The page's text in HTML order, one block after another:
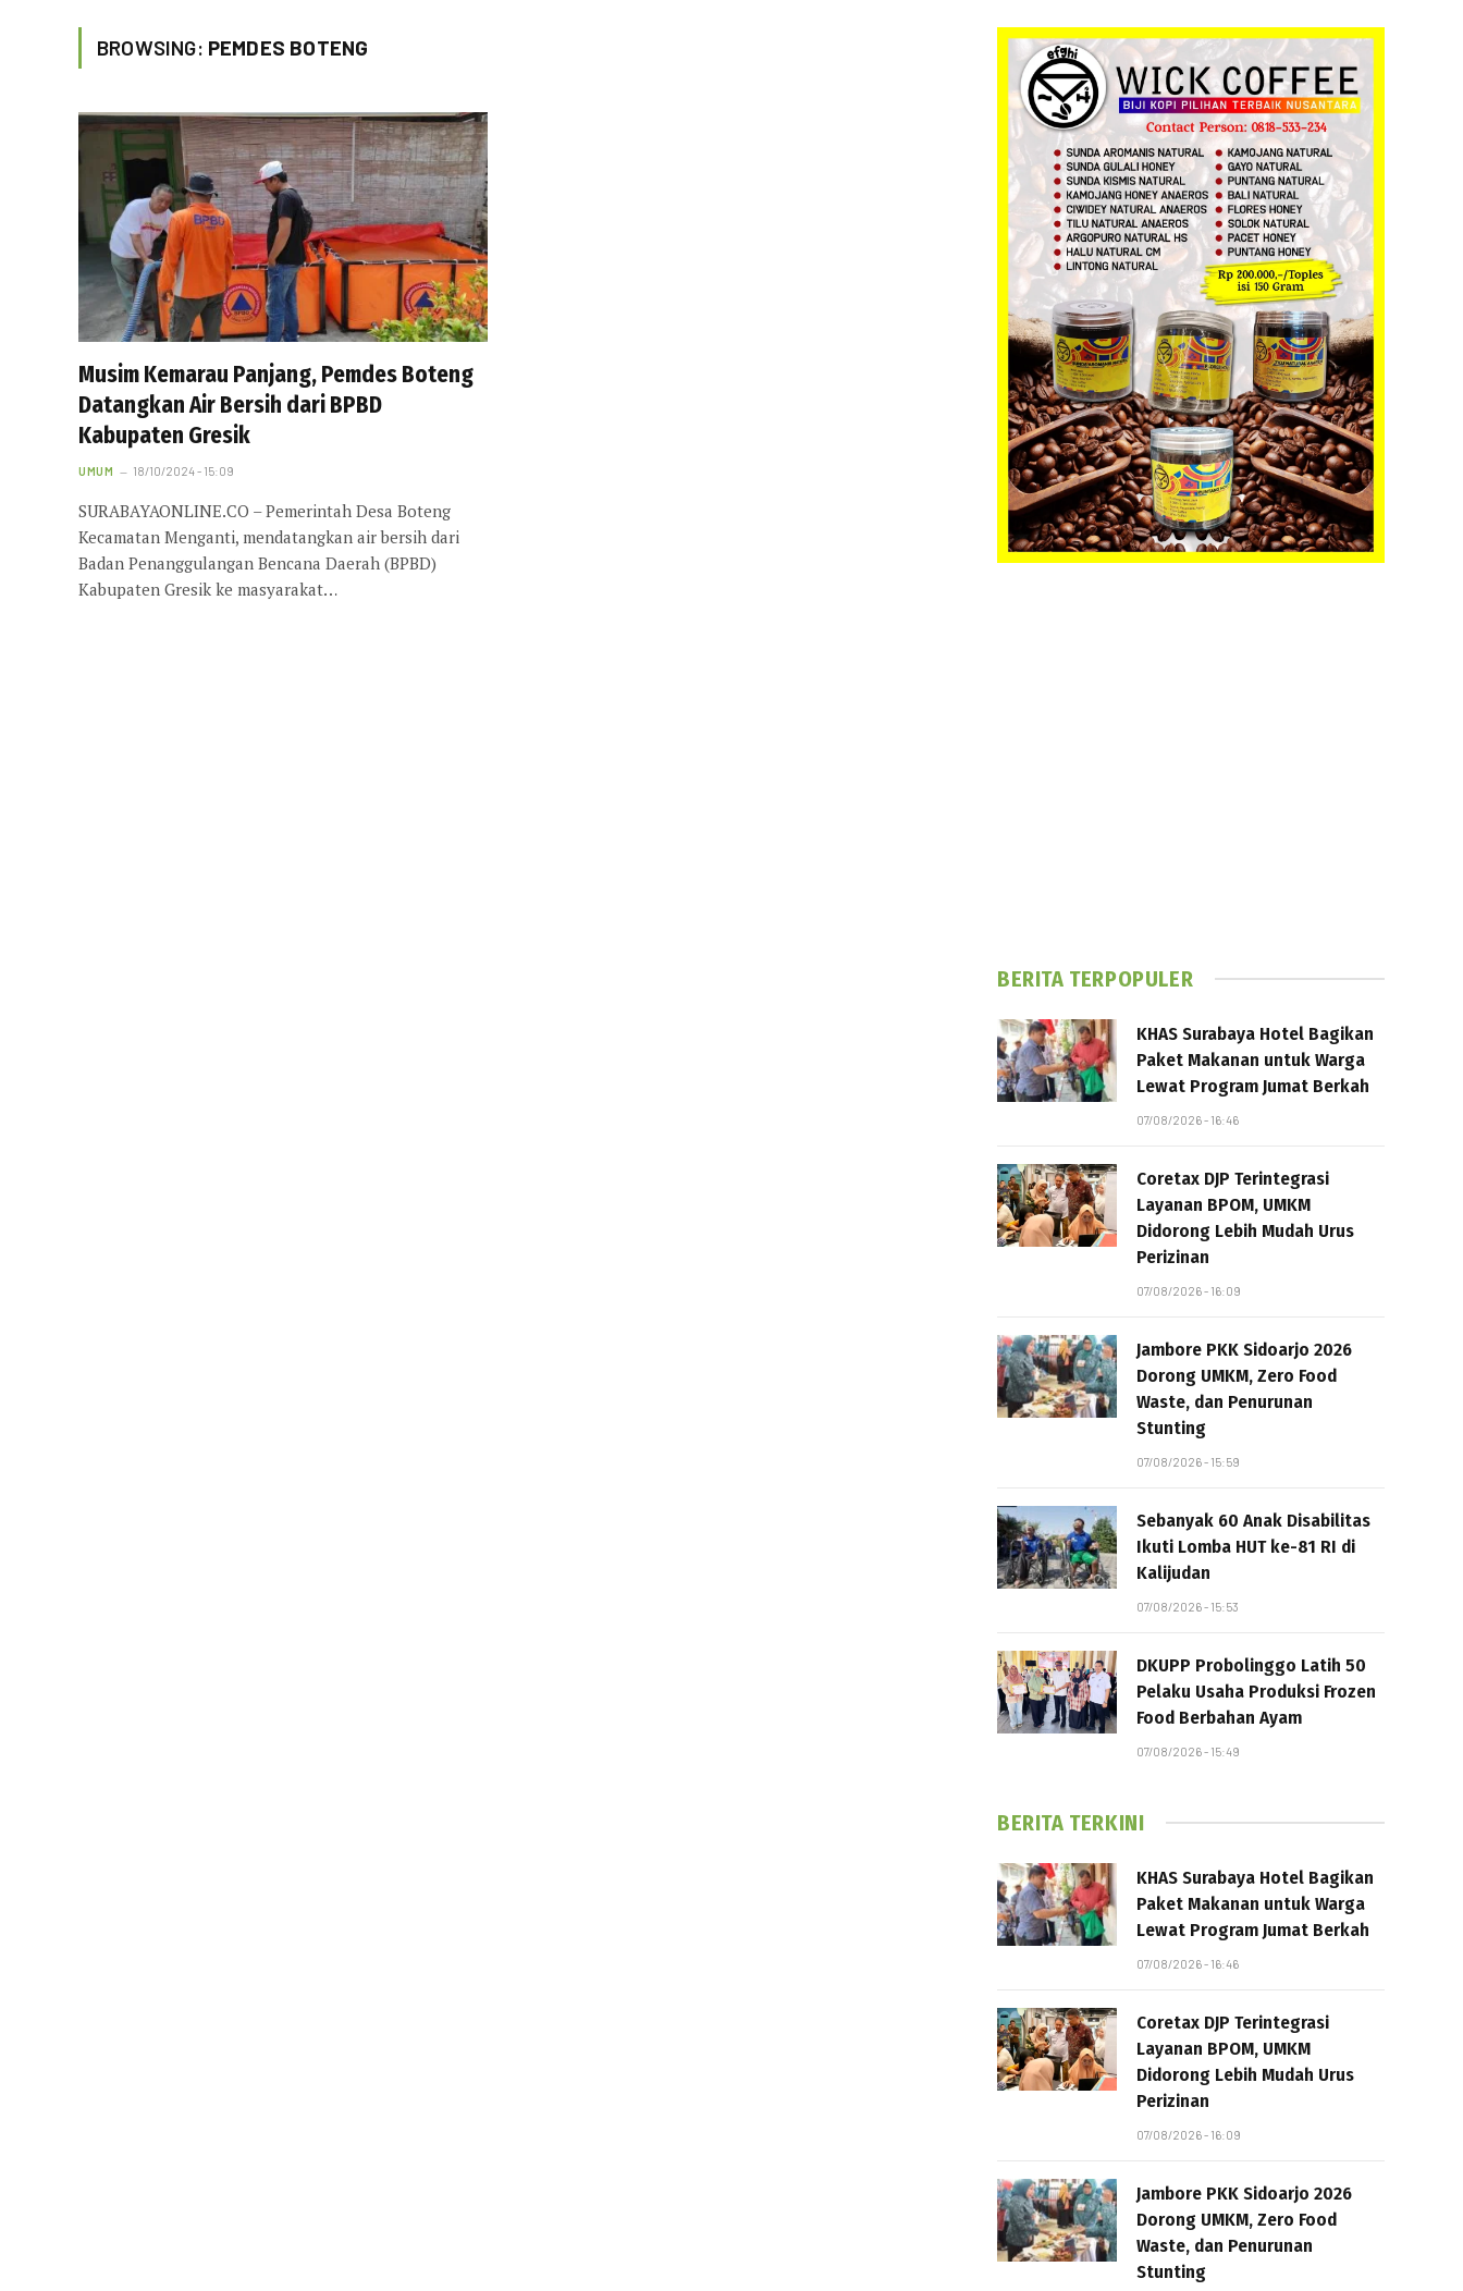
BROWSING: PEMDES BOTENG
Musim Kemarau Panjang, Pemdes Boteng
Datangkan Air Bersih dari BPBD
Kabupaten Gresik
UMUM 18/10/2024 - 15:09
SURABAYAONLINE.CO – Pemerintah Desa Boteng
Kecamatan Menganti, mendatangkan air bersih dari
Badan Penanggulangan Bencana Daerah (BPBD)
Kabupaten Gresik ke masyarakat…
BERITA TERPOPULER
KHAS Surabaya Hotel Bagikan
Paket Makanan untuk Warga
Lewat Program Jumat Berkah
07/08/2026 - 16:46
Coretax DJP Terintegrasi
Layanan BPOM, UMKM
Didorong Lebih Mudah Urus
Perizinan
07/08/2026 - 16:09
Jambore PKK Sidoarjo 2026
Dorong UMKM, Zero Food
Waste, dan Penurunan
Stunting
07/08/2026 - 15:59
Sebanyak 60 Anak Disabilitas
Ikuti Lomba HUT ke-81 RI di
Kalijudan
07/08/2026 - 15:53
DKUPP Probolinggo Latih 50
Pelaku Usaha Produksi Frozen
Food Berbahan Ayam
07/08/2026 - 15:49
BERITA TERKINI
KHAS Surabaya Hotel Bagikan
Paket Makanan untuk Warga
Lewat Program Jumat Berkah
07/08/2026 - 16:46
Coretax DJP Terintegrasi
Layanan BPOM, UMKM
Didorong Lebih Mudah Urus
Perizinan
07/08/2026 - 16:09
Jambore PKK Sidoarjo 2026
Dorong UMKM, Zero Food
Waste, dan Penurunan
Stunting